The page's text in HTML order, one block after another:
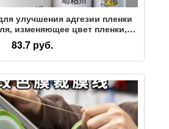
улучшения адгезии пленки
изменяющее цвет пленки,
прочная двусторонняя
быстросохнущий усилитель
для автомобиля
83.7 руб.